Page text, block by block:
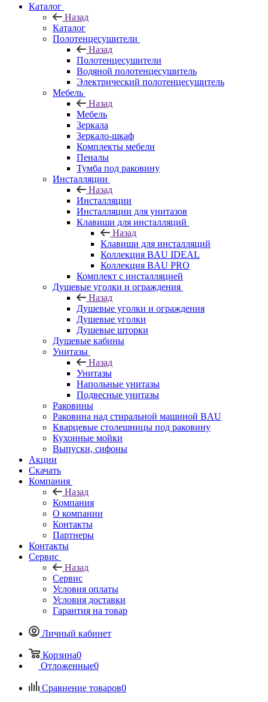
Каталог
Назад
Каталог
Полотенцесушители
Назад
Полотенцесушители
Водяной полотенцесушитель
Электрический полотенцесушитель
Мебель
Назад
Мебель
Зеркала
Зеркало-шкаф
Комплекты мебели
Пеналы
Тумба под раковину
Инсталляции
Назад
Инсталляции
Инсталляции для унитазов
Клавиши для инсталляций
Назад
Клавиши для инсталляций
Коллекция BAU IDEAL
Коллекция BAU PRO
Комплект с инсталляцией
Душевые уголки и ограждения
Назад
Душевые уголки и ограждения
Душевые уголки
Душевые шторки
Душевые кабины
Унитазы
Назад
Унитазы
Напольные унитазы
Подвесные унитазы
Раковины
Раковина над стиральной машиной BAU
Кварцевые столешницы под раковину
Кухонные мойки
Выпуски, сифоны
Акции
Скачать
Компания
Назад
Компания
О компании
Контакты
Партнеры
Контакты
Сервис
Назад
Сервис
Условия оплаты
Условия доставки
Гарантия на товар
Личный кабинет
Корзина0
Отложенные0
Сравнение товаров0